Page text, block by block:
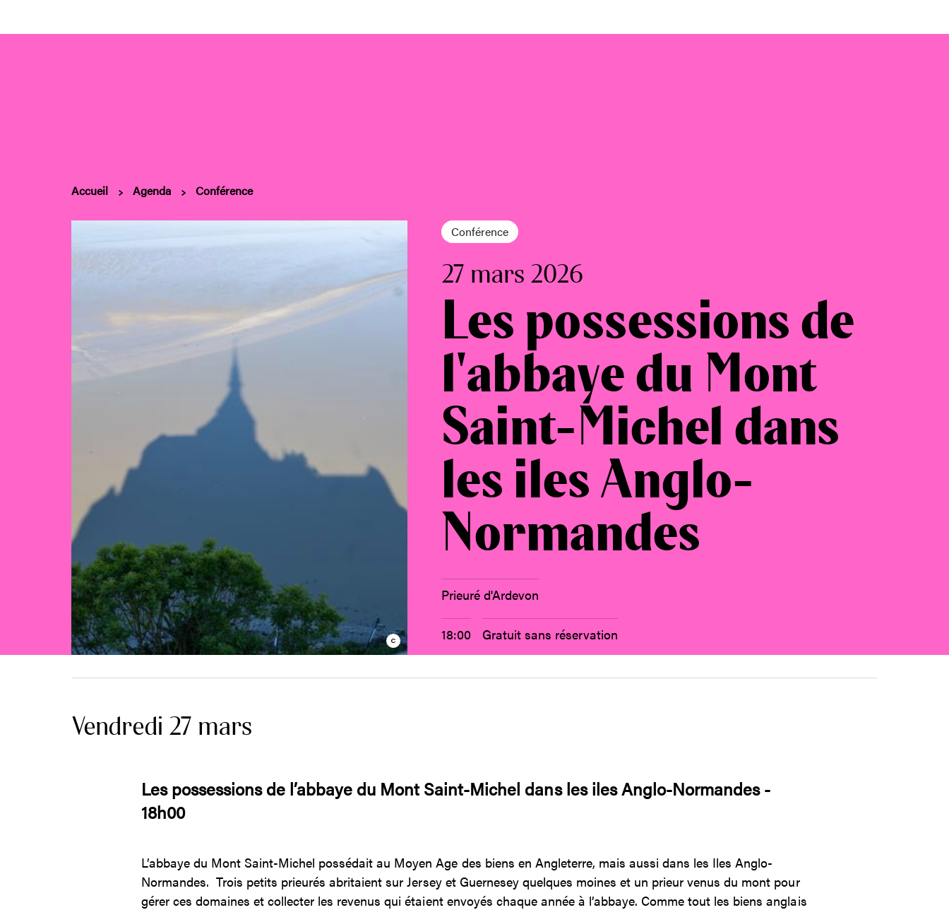
Accueil Agenda Conférence
Conférence
27 mars 2026
Les possessions de
l'abbaye du Mont
Saint-Michel dans
les iles Anglo-
Normandes
Prieuré d'Ardevon
18:00 Gratuit sans réservation
Vendredi 27 mars
Les possessions de l’abbaye du Mont Saint-Michel dans les iles Anglo-Normandes -
18h00
L’abbaye du Mont Saint-Michel possédait au Moyen Age des biens en Angleterre, mais aussi dans les Iles Anglo-
Normandes. Trois petits prieurés abritaient sur Jersey et Guernesey quelques moines et un prieur venus du mont pour
gérer ces domaines et collecter les revenus qui étaient envoyés chaque année à l’abbaye. Comme tout les biens anglais